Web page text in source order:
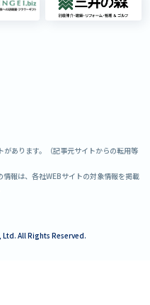
あります。（記事元サイトからの転用等
報は、各社WEBサイトの対象情報を掲載
All Rights Reserved.